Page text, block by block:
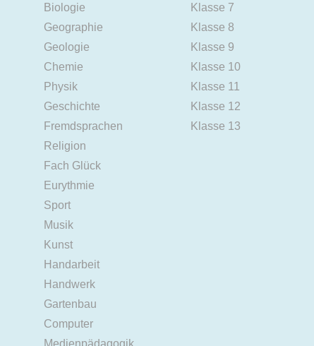
Biologie
Geographie
Geologie
Chemie
Physik
Geschichte
Fremdsprachen
Religion
Fach Glück
Eurythmie
Sport
Musik
Kunst
Handarbeit
Handwerk
Gartenbau
Computer
Medienpädagogik
Klasse 7
Klasse 8
Klasse 9
Klasse 10
Klasse 11
Klasse 12
Klasse 13